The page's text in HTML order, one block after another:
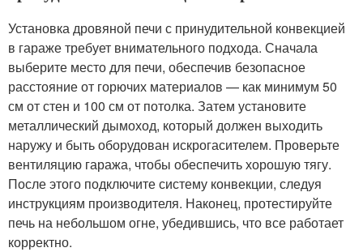
Установка дровяной печи с принудительной конвекцией
в гараже требует внимательного подхода. Сначала
выберите место для печи, обеспечив безопасное
расстояние от горючих материалов — как минимум 50
см от стен и 100 см от потолка. Затем установите
металлический дымоход, который должен выходить
наружу и быть оборудован искрогасителем. Проверьте
вентиляцию гаража, чтобы обеспечить хорошую тягу.
После этого подключите систему конвекции, следуя
инструкциям производителя. Наконец, протестируйте
печь на небольшом огне, убедившись, что все работает
корректно.